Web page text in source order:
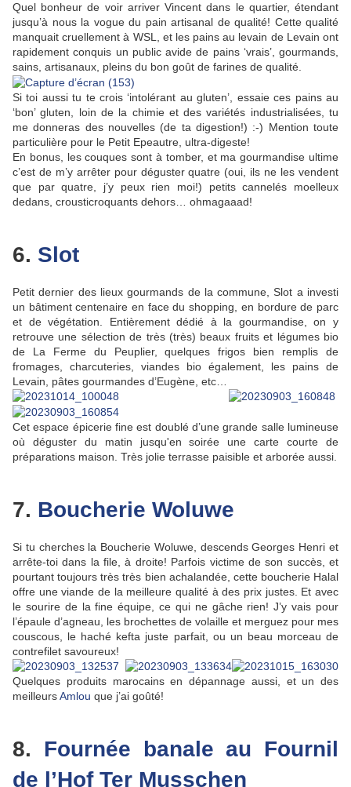
Quel bonheur de voir arriver Vincent dans le quartier, étendant
jusqu’à nous la vogue du pain artisanal de qualité! Cette qualité
manquait cruellement à WSL, et les pains au levain de Levain ont
rapidement conquis un public avide de pains ‘vrais’, gourmands,
sains, artisanaux, pleins du bon goût de farines de qualité.
Si toi aussi tu te crois ‘intolérant au gluten’, essaie ces pains au
‘bon’ gluten, loin de la chimie et des variétés industrialisées, tu
me donneras des nouvelles (de ta digestion!) :-) Mention toute
particulière pour le Petit Epeautre, ultra-digeste!
En bonus, les couques sont à tomber, et ma gourmandise ultime
c’est de m’y arrêter pour déguster quatre (oui, ils ne les vendent
que par quatre, j’y peux rien moi!) petits cannelés moelleux
dedans, crousticroquants dehors… ohmagaaad!
6. Slot
Petit dernier des lieux gourmands de la commune, Slot a investi
un bâtiment centenaire en face du shopping, en bordure de parc
et de végétation. Entièrement dédié à la gourmandise, on y
retrouve une sélection de très (très) beaux fruits et légumes bio
de La Ferme du Peuplier, quelques frigos bien remplis de
fromages, charcuteries, viandes bio également, les pains de
Levain, pâtes gourmandes d’Eugène, etc…
Cet espace épicerie fine est doublé d’une grande salle lumineuse
où déguster du matin jusqu'en soirée une carte courte de
préparations maison. Très jolie terrasse paisible et arborée aussi.
7. Boucherie Woluwe
Si tu cherches la Boucherie Woluwe, descends Georges Henri et
arrête-toi dans la file, à droite! Parfois victime de son succès, et
pourtant toujours très très bien achalandée, cette boucherie Halal
offre une viande de la meilleure qualité à des prix justes. Et avec
le sourire de la fine équipe, ce qui ne gâche rien! J’y vais pour
l’épaule d’agneau, les brochettes de volaille et merguez pour mes
couscous, le haché kefta juste parfait, ou un beau morceau de
contrefilet savoureux!
Quelques produits marocains en dépannage aussi, et un des
meilleursAmlou que j’ai goûté!
8. Fournée banale au Fournil
de l’Hof Ter Musschen